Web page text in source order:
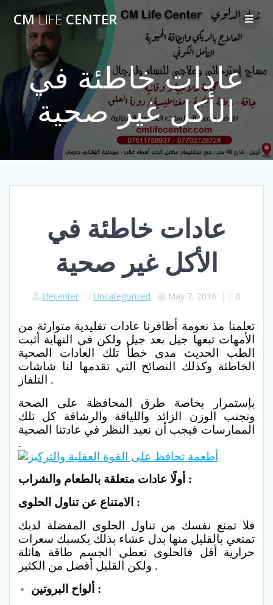
to
content
CMLIFE CENTER
عادات خاطئة في
الأكل غير صحية
عادات خاطئة في
الأكل غير صحية
lifecenter Uncategorized May 7, 2016 | 0
تعلمنا مذ نعومة أظافرنا عادات تقليدية متوارثة من
الأمهات تبعها جيل بعد جيل ولكن في النهاية أثبت
الطب الحديث مدى خطأ تلك العادات الصحية
الخاطئة وكذلك النصائح التي تقدمها لنا شاشات
التلفاز .
بإستمرار بخاصة طرق المحافظة على الصحة
وتجنب الوزن الزائد واللياقة والرشاقة كل تلك
الممارسات فيجب أن نعيد النظر في عادتنا الصحية
.
أولًا عادات متعلقة بالطعام والشراب :
الامتناع عن تناول الحلوى :
فلا تمنع نفسك من تناول الحلوى المفضلة لديك
تمتعي بالقليل منها بدل عشاء بذلك يكسبك سعرات
حرارية أقل فالحلوى تعطي الجسم طاقة هائلة
ولكن القليل أفضل من الكثير .
ألواح البروتين :